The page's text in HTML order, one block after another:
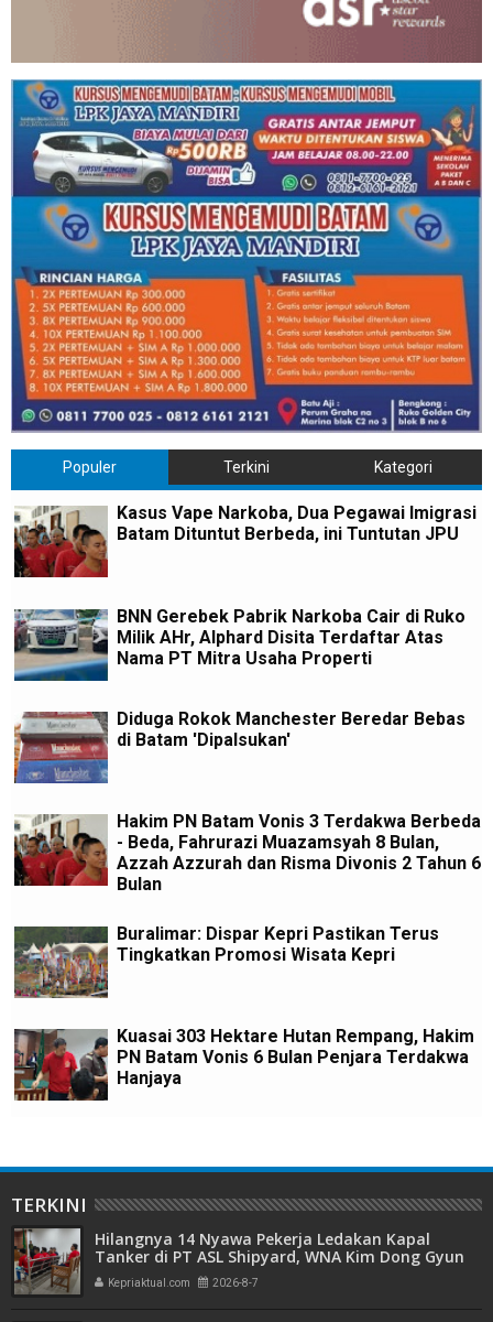
Populer Terkini Kategori
Kasus Vape Narkoba, Dua Pegawai Imigrasi
Batam Dituntut Berbeda, ini Tuntutan JPU
BNN Gerebek Pabrik Narkoba Cair di Ruko
Milik AHr, Alphard Disita Terdaftar Atas
Nama PT Mitra Usaha Properti
Diduga Rokok Manchester Beredar Bebas
di Batam 'Dipalsukan'
Hakim PN Batam Vonis 3 Terdakwa Berbeda
- Beda, Fahrurazi Muazamsyah 8 Bulan,
Azzah Azzurah dan Risma Divonis 2 Tahun 6
Bulan
Buralimar: Dispar Kepri Pastikan Terus
Tingkatkan Promosi Wisata Kepri
Kuasai 303 Hektare Hutan Rempang, Hakim
PN Batam Vonis 6 Bulan Penjara Terdakwa
Hanjaya
TERKINI
Hilangnya 14 Nyawa Pekerja Ledakan Kapal
Tanker di PT ASL Shipyard, WNA Kim Dong Gyun
Hanya Dituntut 1 Tahun 6 Bulan
Kepriaktual.com 2026-8-7